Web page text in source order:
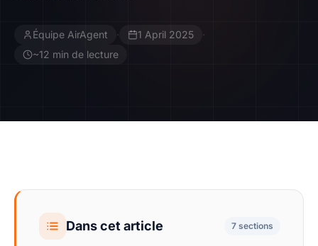
Devenir Affilié
Équipe AirAgent · 1 April 2025
·
~12 min de lecture
Dans cet article 7 sections